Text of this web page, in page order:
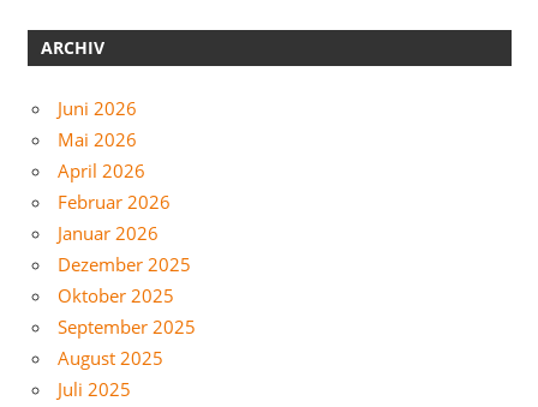
ARCHIV
Juni 2026
Mai 2026
April 2026
Februar 2026
Januar 2026
Dezember 2025
Oktober 2025
September 2025
August 2025
Juli 2025